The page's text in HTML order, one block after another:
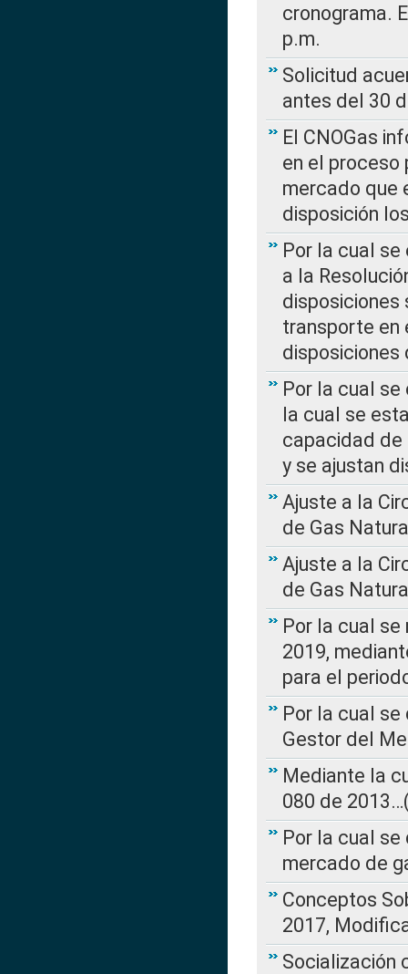
cronograma.
p.m.
Solicitud
antes del 30
El CNOGas
en el
mercado que
disposición
Por la cual se
a la
disposiciones
transporte en
disposiciones
Por la cual se
la cual se
capacidad de
y se ajustan
Ajuste a la
de Gas
Ajuste a la
de Gas
Por la cual se
2019,
para el
Por la cual
Gestor del
Mediante la
080 de
Por la cual
mercado de
Conceptos
2017,
Socialización